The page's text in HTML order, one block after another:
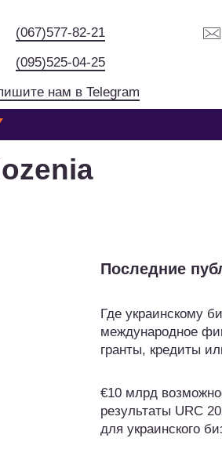
(067)577-82-21
(095)525-04-25
нам в Telegram
Последние
Где украинскому
международное
гранты, кредиты
€10 млрд
результаты URC
для украинского